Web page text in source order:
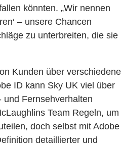
könnten. „Wir nennen
– unsere Chancen
zu unterbreiten, die sie
Kunden über verschiedene
ID kann Sky UK viel über
und Fernsehverhalten
Team Regeln, um
doch selbst mit Adobe
detaillierter und